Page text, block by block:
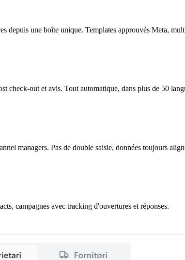
depuis une boîte unique. Templates approuvés Meta,
check-out et avis. Tout automatique, dans plus de 50
managers. Pas de double saisie, données toujours
campagnes avec tracking d'ouvertures et réponses.